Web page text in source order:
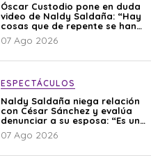
Óscar Custodio pone en duda
video de Naldy Saldaña: “Hay
cosas que de repente se han
editado”
07 Ago 2026
ESPECTÁCULOS
Naldy Saldaña niega relación
con César Sánchez y evalúa
denunciar a su esposa: “Es una
difamación”
07 Ago 2026